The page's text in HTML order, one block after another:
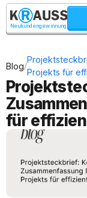
Neukundengewinnung
Blog/
Projekts für
für